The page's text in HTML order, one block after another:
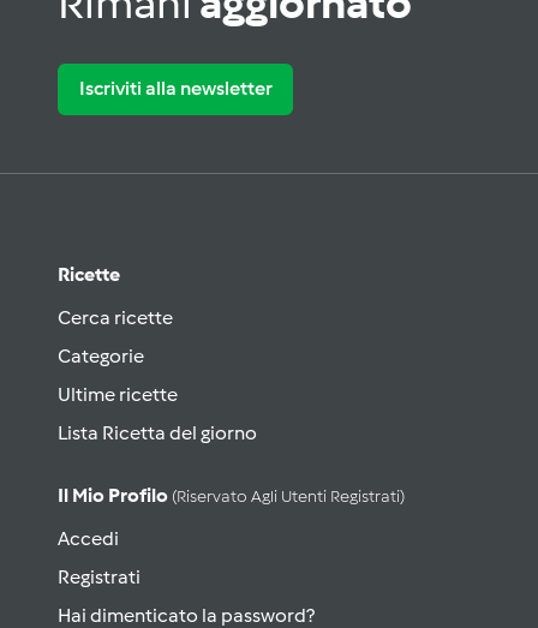
Iscriviti alla newsletter
Ricette
Cerca ricette
Categorie
Ultime ricette
Lista Ricetta del giorno
Il Mio Profilo (riservato Agli Utenti Registrati)
Accedi
Registrati
Hai dimenticato la password?